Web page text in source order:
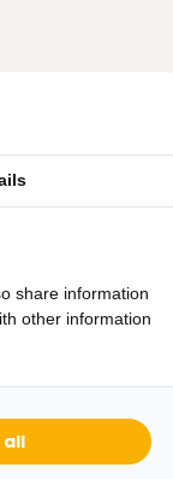
Ontvang
niet
* Lees
share information
other information